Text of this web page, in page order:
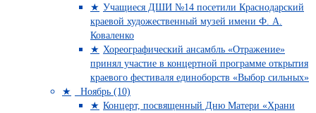
Учащиеся ДШИ №14 посетили Краснодарский
краевой художественный музей имени Ф. А.
Коваленко
Хореографический ансамбль «Отражение»
принял участие в концертной программе открытия
краевого фестиваля единоборств «Выбор сильных»
Ноябрь (10)
Концерт, посвященный Дню Матери «Храни